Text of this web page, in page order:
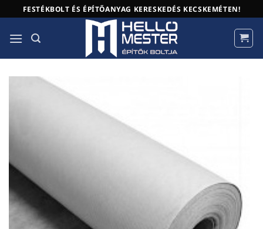
to
content
FESTÉKBOLT ÉS ÉPÍTŐANYAG KERESKEDÉS KECSKEMÉTEN!